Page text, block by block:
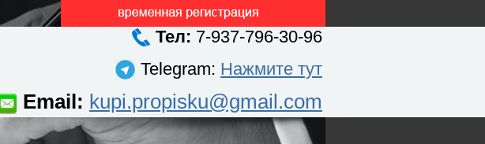
Тел: 7-937-796-30-96
Telegram: Нажмите тут
Email: kupi.propisku@gmail.com